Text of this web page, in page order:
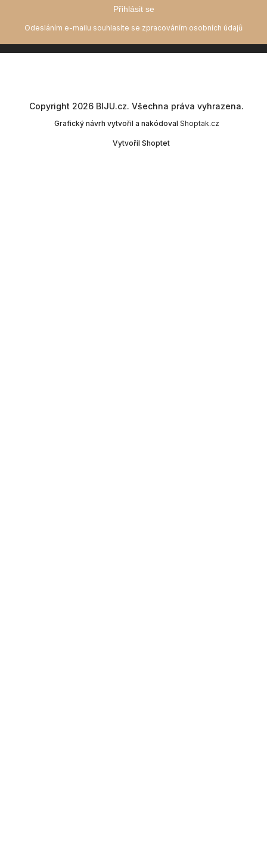
Přihlásit se
Vytvořil Shoptet
Copyright 2026 BIJU.cz. Všechna práva vyhrazena.
Grafický návrh vytvořil a nakódoval Shoptak.cz